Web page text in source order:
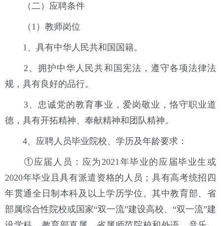
（二）应聘条件
（1）教师岗位
1、具有中华人民共和国国籍。
2、拥护中华人民共和国宪法，遵守各项法律法
规，具有良好的品行。
3、忠诚党的教育事业，爱岗敬业，恪守职业道
德，具有开拓精神、奉献精神和团队精神。
4、应聘人员毕业院校、学历及年龄要求：
①应届人员：应为2021年毕业的应届毕业生或
2020年毕业且具有派遣资格的人员；具有高考统招四
年贯通全日制本科及以上学历学位。其中教育部、省
部属综合性院校或国家“双一流”建设高校、“双一流”建